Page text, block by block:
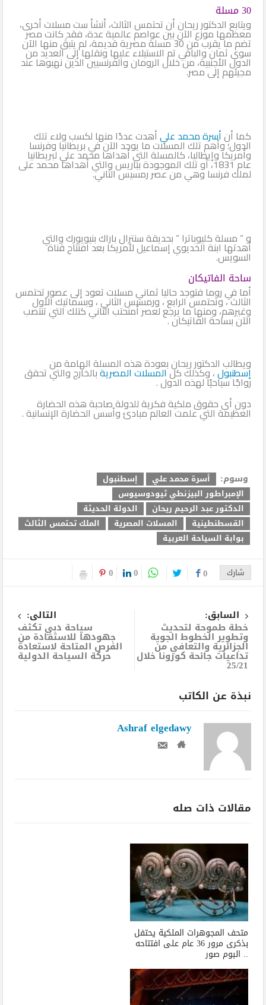
30 مسلة
ويتابع الدكتور ريحان أن تحتمس الثالث، أنشأ ست مسلات أخرى،
معظمها موزع الآن بين عواصم عالمية عدة، فقد كانت مصر
تضم ما يقرب من 30 مسلة مصرية قديمة، لم يتبقَ منها الآن
سوى ثمان والباقي تم الاستيلاء عليها ونقلها إلى العديد من
الدول الأجنبية، من خلال الرومان والفرنسيين الذين نهبوها عند
مجيئهم إلى مصر.
كما أنأسرة محمد عليأهدت عددًا منها لكسب ولاء تلك
الدول؛ وأهم تلك المسلات ما يوجد الآن في بريطانيا وفرنسا
وأمريكا وإيطاليا، كالمسلة التي أهداها محمد علي لبريطانيا
عام 1831، أو تلك الموجودة بباريس والتي أهداها محمد على
لملك فرنسا وهي من عصر رمسيس الثاني.
و ” مسلة كليوباترا ” بحديقة سنترال باراك بنيويورك والتي
أهدتها ابنة الخديوي إسماعيل لأمريكا بعد افتتاح قناة
السويس.
ساحة الفاتيكان
أما في روما فتوجد حاليا ثماني مسلات تعود إلى عصور تحتمس
الثالث ، وتحتمس الرابع ، ورمسيس الثاني ، وبسماتيك الأول
وغيرهم، ومنها ما يرجع لعصر أمنحتب الثاني كتلك التي تنتصب
الآن بساحة الفاتيكان .
ويطالب الدكتور ريحان بعودة هذه المسلة الهامة من
إسطنبول، وكذلك كلالمسلات المصريةبالخارج والتي تحقق
رواجًا سياحيًا لهذه الدول .
دون أي حقوق ملكية فكرية للدولة صاحبة هذه الحضارة
العظيمة التي علمت العالم مبادئ وأسس الحضارة الإنسانية .
وسوم: أسرة محمد علي
إسطنبول
الإمبراطور البيزنطي ثيودوسيوس
الدكتور عبد الرحيم ريحان
الدولة الحديثة
القسطنطينية
المسلات المصرية
الملك تحتمس الثالث
بوابة السياحة العربية
شارك 0
0
0
السابق:
خطة طموحة لتحديث
وتطوير الخطوط الجوية
الجزائرية والتعافي من
تداعيات جائحة كورونا خلال
25/21
التالى:
سياحة دبي تكثف
جهودها للاستفادة من
الفرص المتاحة لاستعادة
حركة السياحة الدولية
نبذة عن الكاتب
Ashraf elgedawy
مقالات ذات صله
متحف المجوهرات الملكية يحتفل
بذكرى مرور 36 عام على افتتاحه
.. البوم صور